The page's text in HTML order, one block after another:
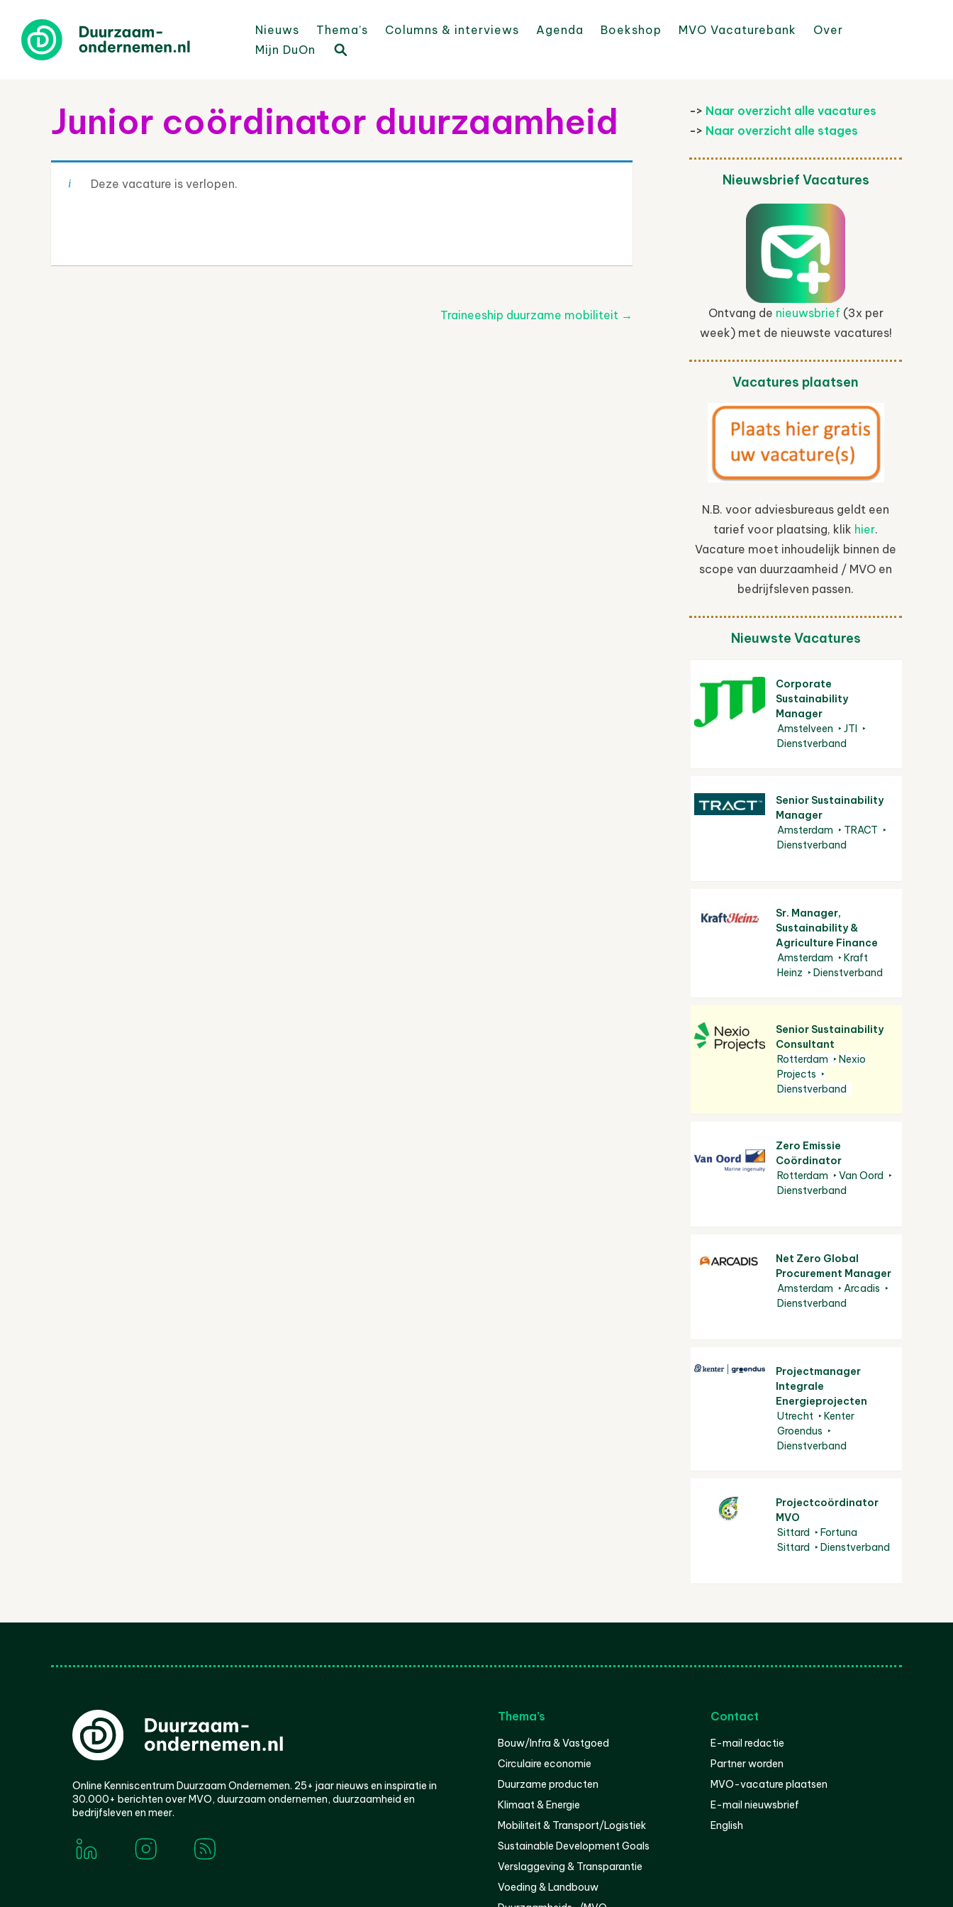
Nieuws Thema’s Columns & interviews Agenda Boekshop MVO Vacaturebank
Over
Mijn DuOn
Junior coördinator duurzaamheid
Deze vacature is verlopen.
Traineeship duurzame mobiliteit →
-> Naar overzicht alle vacatures
-> Naar overzicht alle stages
Nieuwsbrief Vacatures
Ontvang de nieuwsbrief (3x per
week) met de nieuwste vacatures!
Vacatures plaatsen
N.B. voor adviesbureaus geldt een
tarief voor plaatsing, klik hier.
Vacature moet inhoudelijk binnen de
scope van duurzaamheid / MVO en
bedrijfsleven passen.
Nieuwste Vacatures
Corporate
Sustainability
Manager
Amstelveen
JTI
Dienstverband
Senior Sustainability
Manager
Amsterdam
TRACT
Dienstverband
Sr. Manager,
Sustainability &
Agriculture Finance
Amsterdam
Kraft
Heinz
Dienstverband
Senior Sustainability
Consultant
Rotterdam
Nexio
Projects
Dienstverband
Zero Emissie
Coördinator
Rotterdam
Van Oord
Dienstverband
Net Zero Global
Procurement Manager
Amsterdam
Arcadis
Dienstverband
Projectmanager
Integrale
Energieprojecten
Utrecht
Kenter
Groendus
Dienstverband
Projectcoördinator
MVO
Sittard
Fortuna
Sittard
Dienstverband
Online Kenniscentrum Duurzaam Ondernemen. 25+ jaar nieuws en inspiratie in
30.000+ berichten over MVO, duurzaam ondernemen, duurzaamheid en
bedrijfsleven en meer.
Thema’s
Bouw/Infra & Vastgoed
Circulaire economie
Duurzame producten
Klimaat & Energie
Mobiliteit & Transport/Logistiek
Sustainable Development Goals
Verslaggeving & Transparantie
Voeding & Landbouw
Contact
E-mail redactie
Partner worden
MVO-vacature plaatsen
E-mail nieuwsbrief
English